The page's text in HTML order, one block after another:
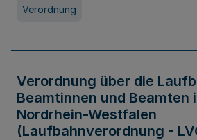
Verordnung
Verordnung über die
Beamtinnen und Beamten
Nordrhein-Westfalen
(Laufbahnverordnung -